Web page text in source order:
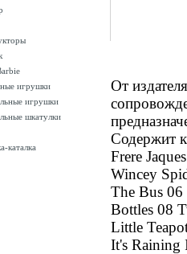
игрушки
игрушки
шкатулки
каталка
От
Содержит
Frere
Wincey
The Bus
Bottles 08
Little
It's Raining